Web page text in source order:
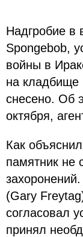
Надгробие в
Spongebob,
войны в
на кладбище
снесено. Об
октября,
Как
памятник не
(Gary
согласовал
принял